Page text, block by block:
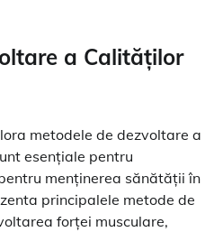
a Calităților
metodele de dezvoltare a
esențiale pentru
menținerea sănătății în
principalele metode de
forței musculare,